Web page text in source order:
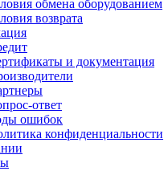
обмена оборудованием
возврата
и документация
ответ
ошибок
конфиденциальности